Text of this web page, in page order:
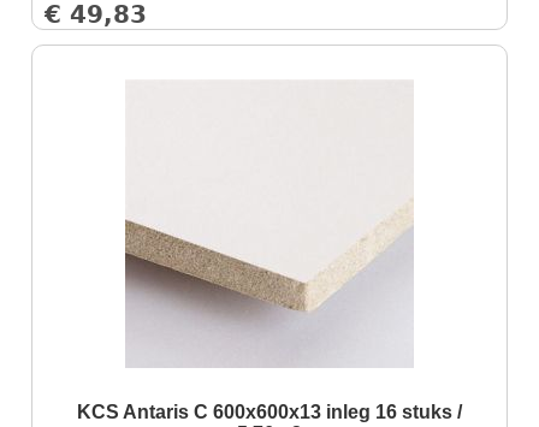
€ 49,83
KCS Antaris C 600x600x13 inleg 16 stuks /